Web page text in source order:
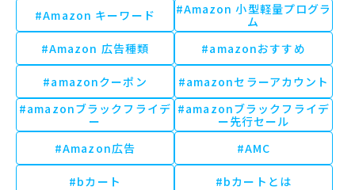
#Amazon キーワード
#Amazon 小型軽量プログラ
ム
#Amazon 広告種類
#amazonおすすめ
#amazonクーポン
#amazonセラーアカウント
#amazonブラックフライデ
ー
#amazonブラックフライデ
ー先行セール
#Amazon広告
#AMC
#bカート #bカートとは